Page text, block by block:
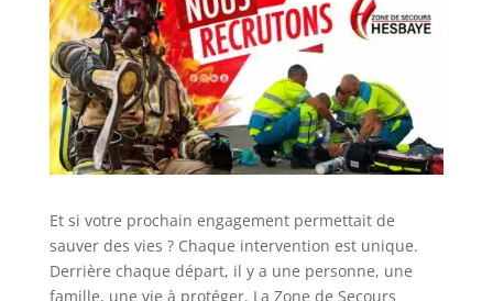
Et si votre prochain engagement permettait de
sauver des vies ? Chaque intervention est unique.
Derrière chaque départ, il y a une personne, une
famille, une vie à protéger. La Zone de Secours